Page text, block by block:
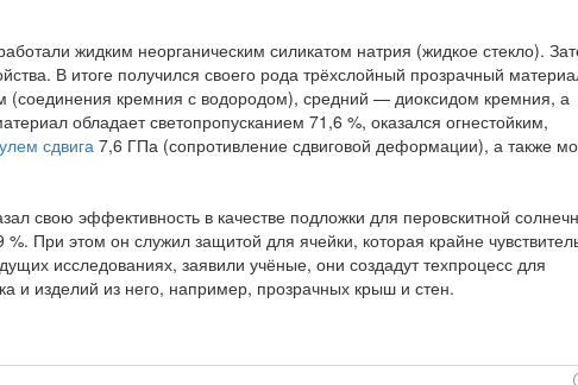
жидким неорганическим силикатом натрия (жидкое стекло).
В итоге получился своего рода трёхслойный прозрачный
(соединения кремния с водородом), средний — диоксидом кремния, а
обладает светопропусканием 71,6 %, оказался огнестойким,
сдвига 7,6 ГПа (сопротивление сдвиговой деформации), а также
свою эффективность в качестве подложки для перовскитной
При этом он служил защитой для ячейки, которая крайне
исследованиях, заявили учёные, они создадут техпроцесс для
и изделий из него, например, прозрачных крыш и стен.